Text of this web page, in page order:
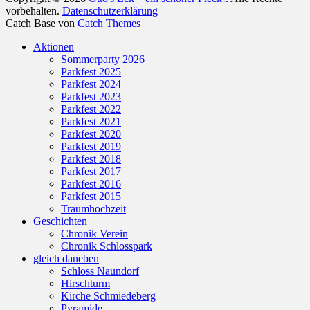
vorbehalten. Datenschutzerklärung
Catch Base von Catch Themes
oben
Aktionen
Sommerparty 2026
Parkfest 2025
Parkfest 2024
Parkfest 2023
Parkfest 2022
Parkfest 2021
Parkfest 2020
Parkfest 2019
Parkfest 2018
Parkfest 2017
Parkfest 2016
Parkfest 2015
Traumhochzeit
Geschichten
Chronik Verein
Chronik Schlosspark
gleich daneben
Schloss Naundorf
Hirschturm
Kirche Schmiedeberg